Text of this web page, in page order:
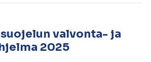
valvonta- ja
2025